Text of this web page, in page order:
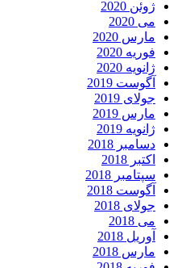
ژوئن 2020
می 2020
مارس 2020
فوریه 2020
ژانویه 2020
آگوست 2019
جولای 2019
مارس 2019
ژانویه 2019
دسامبر 2018
اکتبر 2018
سپتامبر 2018
آگوست 2018
جولای 2018
می 2018
آوریل 2018
مارس 2018